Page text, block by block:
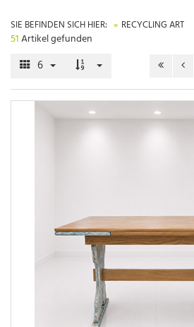
SIE BEFINDEN SICH HIER: RECYCLING ART
51Artikel gefunden
6